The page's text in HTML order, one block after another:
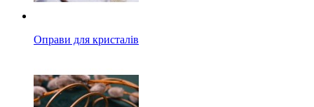
Оправи для кристалів